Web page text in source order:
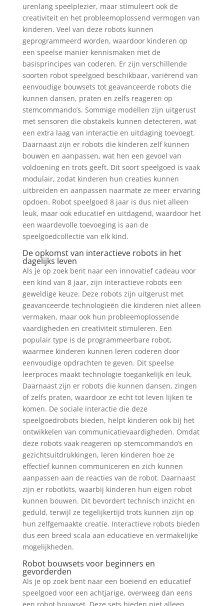
urenlang speelplezier, maar stimuleert ook de
creativiteit en het probleemoplossend vermogen van
kinderen. Veel van deze robots kunnen
geprogrammeerd worden, waardoor kinderen op
een speelse manier kennismaken met de
basisprincipes van coderen. Er zijn verschillende
soorten robot speelgoed beschikbaar, variërend van
eenvoudige bouwsets tot geavanceerde robots die
kunnen dansen, praten en zelfs reageren op
stemcommando’s. Sommige modellen zijn uitgerust
met sensoren die obstakels kunnen detecteren, wat
een extra laag van interactie en uitdaging toevoegt.
Daarnaast zijn er robots die kinderen zelf kunnen
bouwen en aanpassen, wat hen een gevoel van
voldoening en trots geeft. Dit soort speelgoed is vaak
modulair, zodat kinderen hun creaties kunnen
uitbreiden en aanpassen naarmate ze meer ervaring
opdoen. Robot speelgoed 8 jaar is dus niet alleen
leuk, maar ook educatief en uitdagend, waardoor het
een waardevolle toevoeging is aan de
speelgoedcollectie van elk kind.
De opkomst van interactieve robots in het
dagelijks leven
Als je op zoek bent naar een innovatief cadeau voor
een kind van 8 jaar, zijn interactieve robots een
geweldige keuze. Deze robots zijn uitgerust met
geavanceerde technologieën die kinderen niet alleen
vermaken, maar ook hun probleemoplossende
vaardigheden en creativiteit stimuleren. Een
populair type is de programmeerbare robot,
waarmee kinderen kunnen leren coderen door
eenvoudige opdrachten te geven. Dit speelse
leerproces maakt technologie toegankelijk en leuk.
Daarnaast zijn er robots die kunnen dansen, zingen
of zelfs praten, waardoor ze echt tot leven lijken te
komen. De sociale interactie die deze
speelgoedrobots bieden, helpt kinderen ook bij het
ontwikkelen van communicatievaardigheden. Omdat
deze robots vaak reageren op stemcommando’s en
gezichtsuitdrukkingen, leren kinderen hoe ze
effectief kunnen communiceren en zich kunnen
aanpassen aan de reacties van de robot. Daarnaast
zijn er robotkits, waarbij kinderen hun eigen robot
kunnen bouwen. Dit bevordert technisch inzicht en
geduld, terwijl ze tegelijkertijd trots kunnen zijn op
hun zelfgemaakte creatie. Interactieve robots bieden
dus een breed scala aan educatieve en vermakelijke
mogelijkheden.
Robot bouwsets voor beginners en
gevorderden
Als je op zoek bent naar een boeiend en educatief
speelgoed voor een achtjarige, overweeg dan eens